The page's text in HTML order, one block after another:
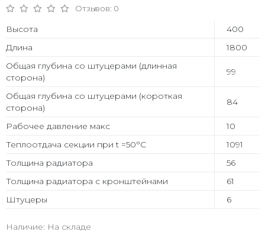
Отзывов: 0
Высота
400
Длина
1800
Общая глубина со штуцерами (длинная
сторона)
99
Общая глубина со штуцерами (короткая
сторона)
84
Рабочее давление макс
10
Теплоотдача секции при t =50°С
1091
Толщина радиатора
56
Толщина радиатора с кронштейнами
61
Штуцеры
6
Наличие: На складе